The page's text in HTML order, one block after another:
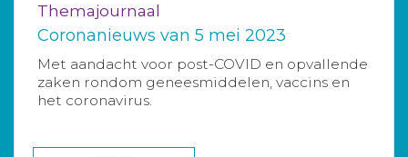
Themajournaal
Coronanieuws van 5 mei 2023
Met aandacht voor post-COVID en opvallende
zaken rondom geneesmiddelen, vaccins en
het coronavirus.